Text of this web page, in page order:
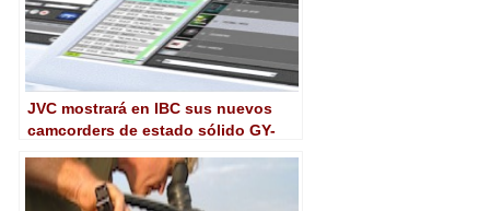
JVC mostrará en IBC sus nuevos
camcorders de estado sólido GY-
HMQ10